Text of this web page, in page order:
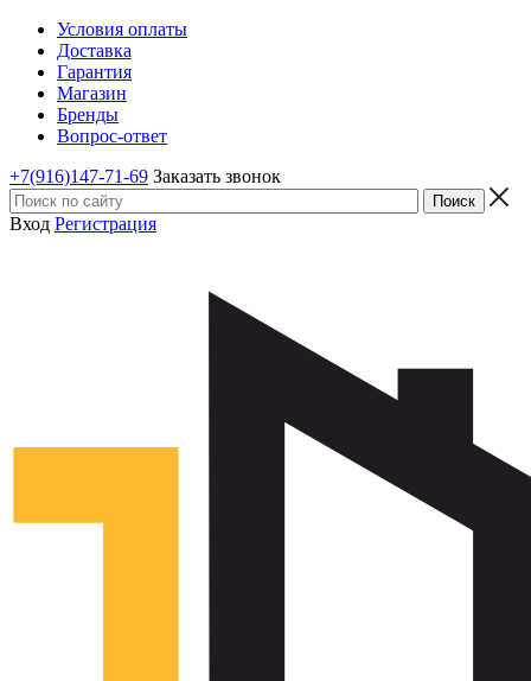
Условия оплаты
Доставка
Гарантия
Магазин
Бренды
Вопрос-ответ
+7(916)147-71-69 Заказать звонок
Вход Регистрация